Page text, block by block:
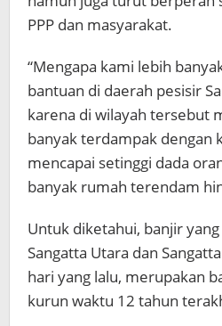
PPP dan masyarakat.
“Mengapa kami lebih
bantuan di daerah pesisir
karena di wilayah tersebut
banyak terdampak dengan
mencapai setinggi dada
banyak rumah terendam
Untuk diketahui, banjir
Sangatta Utara dan
hari yang lalu, merupakan
kurun waktu 12 tahun